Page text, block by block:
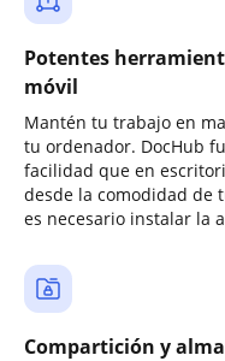
Potentes
móvil
Mantén tu trabajo en
tu ordenador. DocHub
facilidad que en
desde la comodidad de
es necesario instalar la
Compartición y